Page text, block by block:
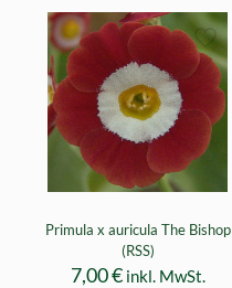
Primula x auricula The Bishop
(RSS)
7,00€ inkl. MwSt.